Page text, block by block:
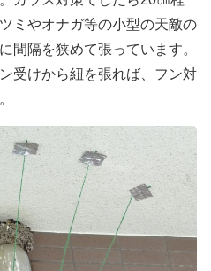
ミやオナガ等の小型の天敵の
間隔を狭めて張っています。
受けから紐を張れば、フン対